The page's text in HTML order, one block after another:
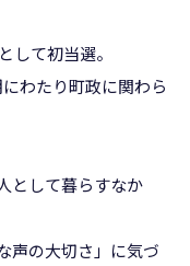
して初当選。
わたり町政に関わら
として暮らすなか
声の大切さ」に気づ